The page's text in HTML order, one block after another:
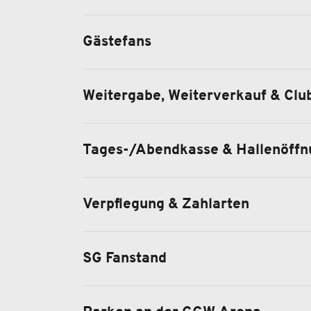
Gästefans
Weitergabe, Weiterverkauf &
Tages-/Abendkasse &
Verpflegung & Zahlarten
SG Fanstand